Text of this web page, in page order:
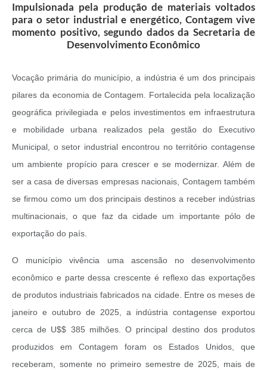
Impulsionada pela produção de materiais voltados
para o setor industrial e energético, Contagem vive
momento positivo, segundo dados da Secretaria de
Desenvolvimento Econômico
Vocação primária do município, a indústria é um dos principais
pilares da economia de Contagem. Fortalecida pela localização
geográfica privilegiada e pelos investimentos em infraestrutura
e mobilidade urbana realizados pela gestão do Executivo
Municipal, o setor industrial encontrou no território contagense
um ambiente propício para crescer e se modernizar. Além de
ser a casa de diversas empresas nacionais, Contagem também
se firmou como um dos principais destinos a receber indústrias
multinacionais, o que faz da cidade um importante pólo de
exportação do país.
O município vivência uma ascensão no desenvolvimento
econômico e parte dessa crescente é reflexo das exportações
de produtos industriais fabricados na cidade. Entre os meses de
janeiro e outubro de 2025, a indústria contagense exportou
cerca de U$$ 385 milhões. O principal destino dos produtos
produzidos em Contagem foram os Estados Unidos, que
receberam, somente no primeiro semestre de 2025, mais de